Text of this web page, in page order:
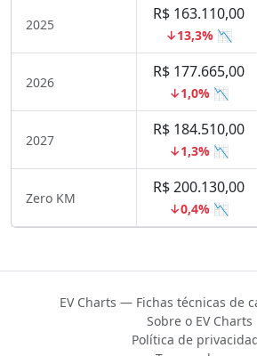
2025
R$ 163.110,00
↓13,3% 📉
2026
R$ 177.665,00
↓1,0% 📉
2027
R$ 184.510,00
↓1,3% 📉
Zero KM
R$ 200.130,00
↓0,4% 📉
EV Charts — Fichas técnicas de
Sobre o EV Charts
Política de